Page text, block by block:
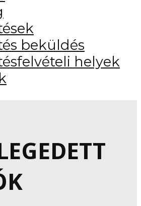
beküldés
helyek